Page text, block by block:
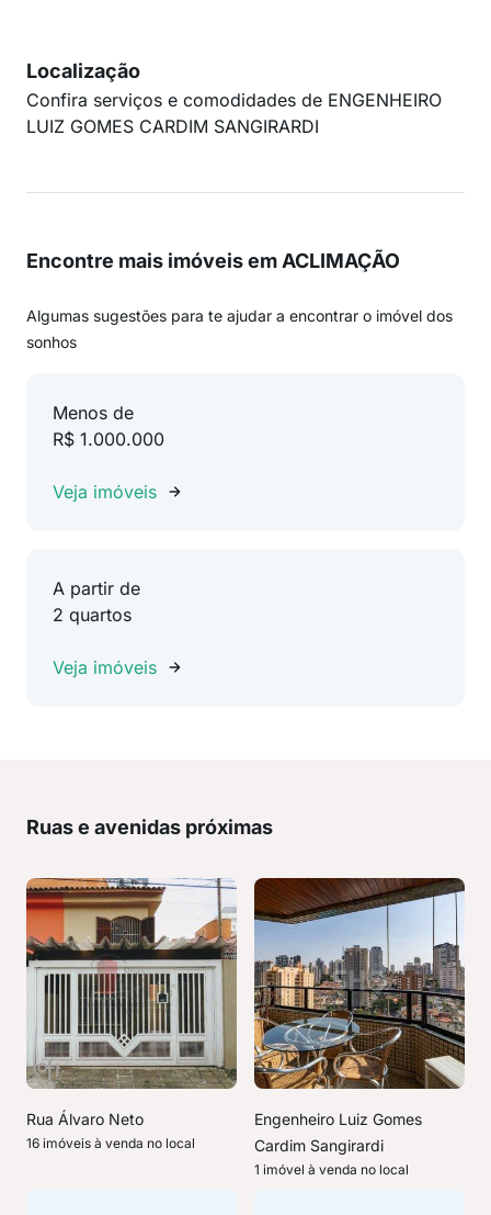
Localização
Confira serviços e comodidades de ENGENHEIRO
LUIZ GOMES CARDIM SANGIRARDI
Encontre mais imóveis em ACLIMAÇÃO
Algumas sugestões para te ajudar a encontrar o imóvel dos
sonhos
Menos de
R$ 1.000.000
Veja imóveis
A partir de
2 quartos
Veja imóveis
Ruas e avenidas próximas
Rua Álvaro Neto
16 imóveis à venda no local
Engenheiro Luiz Gomes
Cardim Sangirardi
1 imóvel à venda no local